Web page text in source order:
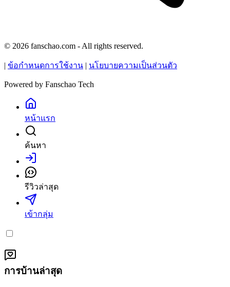
© 2026 fanschao.com - All rights reserved.
ข้อกำหนดการใช้งาน นโยบายความเป็นส่วนตัว
Powered by Fanschao Tech
หน้าแรก
ค้นหา
เข้าสู่ระบบ
รีวิวล่าสุด
เข้ากลุ่ม
การบ้านล่าสุด